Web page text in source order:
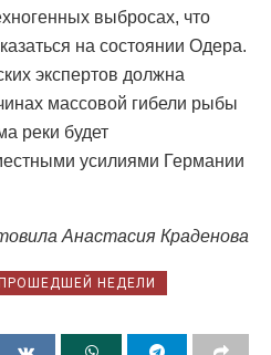
выбросах, что
на состоянии Одера.
экспертов должна
массовой гибели рыбы
реки будет
усилиями Германии
Анастасия Краденова
НЕДЕЛИ